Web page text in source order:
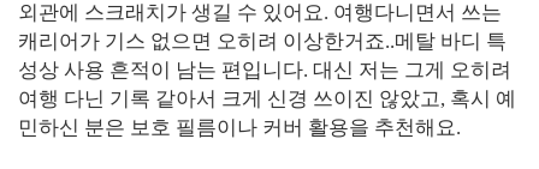
외관에 스크래치가 생길 수 있어요. 여행다니면서 쓰는
캐리어가 기스 없으면 오히려 이상한거죠..메탈 바디 특
성상 사용 흔적이 남는 편입니다. 대신 저는 그게 오히려
여행 다닌 기록 같아서 크게 신경 쓰이진 않았고, 혹시 예
민하신 분은 보호 필름이나 커버 활용을 추천해요.